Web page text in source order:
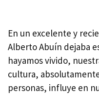
En un excelente y
Alberto Abuín dejaba
hayamos vivido,
cultura,
personas, influye en